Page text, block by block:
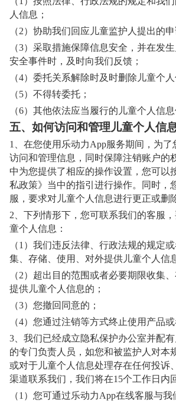
人信息；
（2）协助我们回应儿童监护人提出的申
（3）采取措施保障信息安全，并在发
安全事件时，及时向我们反馈；
（4）委托关系解除时及时删除儿童个人
（5）不得转委托；
（6）其他依法应当履行的儿童个人信息
五、如何访问和管理儿童个人信
1
、在您使用乐动力App服务期间，为
访问和管理信息，同时保障注销账户的
中为您提供了相应的操作设置，您可以
私政策》当中的指引进行操作。同时，
服，要求对儿童个人信息进行更正或删
2 、下列情形下，您可联系我们的客服
童个人信息：
（1）我们违反法律、行政法规的规定
集、存储、使用、对外提供儿童个人信
（2）超出目的范围或者必要期限收集
提供儿童个人信息的；
（3）您撤回同意的；
（4）您通过注销等方式终止使用产品或
3 、我们已经成立隐私保护办公室并配
的专门负责人员，如您和被监护人对本
或对于儿童个人信息处理存在任何投诉
渠道联系我们，我们将在15个工作日内
（1）您可通过乐动力App在线客服与我